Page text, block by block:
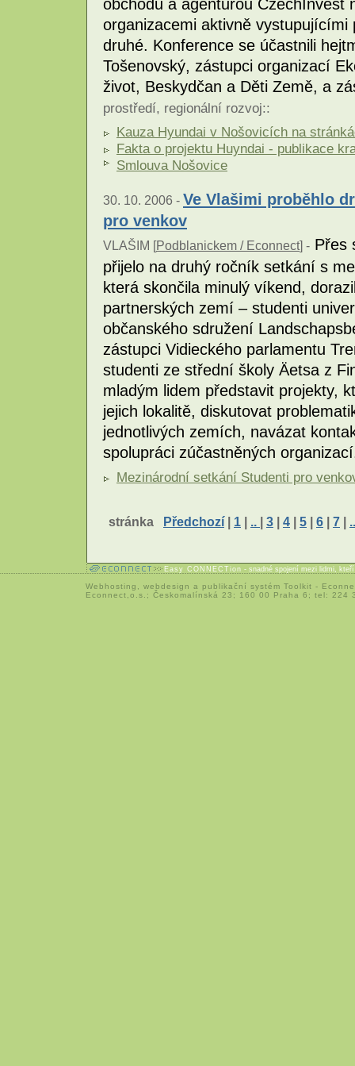
obchodu a agenturou CzechInvest
organizacemi aktivně
druhé. Konference se účastnili
Tošenovský, zástupci organizací
život, Beskydčan a Děti Země, a
prostředí, regionální rozvoj::
Kauza Hyundai v Nošovicích na
Fakta o projektu Huyndai - publikace
Smlouva Nošovice
30. 10. 2006 - Ve Vlašimi proběhlo
pro venkov
VLAŠIM [Podblanickem / Econnect] - Přes
přijelo na druhý ročník setkání s
která skončila minulý víkend,
partnerských zemí – studenti
občanského sdružení
zástupci Vidieckého parlamentu
studenti ze střední školy Äetsa z
mladým lidem představit projekty,
jejich lokalitě, diskutovat
jednotlivých zemích, navázat
spolupráci zúčastněných
Mezinárodní setkání Studenti pro
stránka Předchozí| 1 | .. | 3 | 4 | 5 | 6 | 7 | ..
Easy CONNECTion - snadné spojení mezi lidmi,
Webhosting webdesign a publikační systém Toolkit -
Econnect,o.s.; Českomalínská 23; 160 00 Praha 6; tel: 224